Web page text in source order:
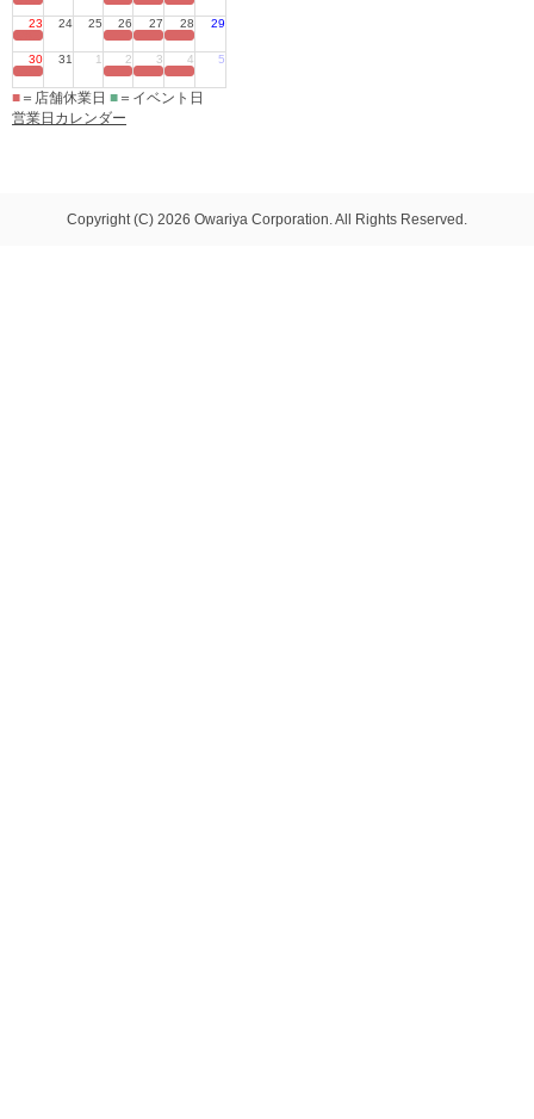
23 24 25 26 27 28 29
30 31 1 2 3 4 5
■ ＝店舗休業日 ■ ＝イベント日
営業日カレンダー
Copyright (C) 2026 Owariya Corporation. All Rights Reserved.